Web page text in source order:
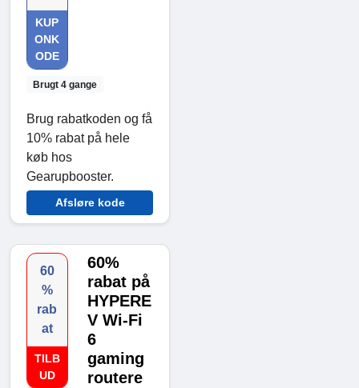
KUP
ONK
ODE
Brugt 4 gange
Brug rabatkoden og få
10% rabat på hele
køb hos
Gearupbooster.
Afsløre kode
60
%
rab
at
TILB
UD
60%
rabat på
HYPERE
V Wi-Fi
6
gaming
routere